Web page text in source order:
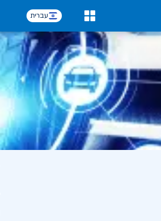
עברית